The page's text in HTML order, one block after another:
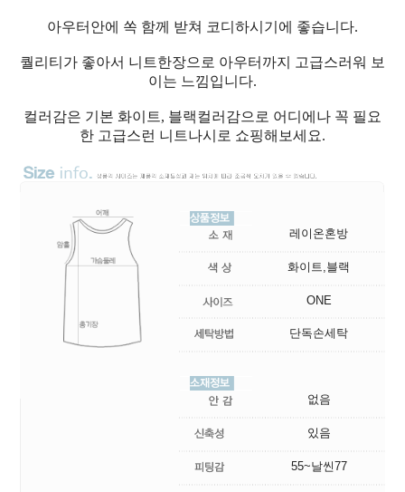
아우터안에 쏙 함께 받쳐 코디하시기에 좋습니다.
퀄리티가 좋아서 니트한장으로 아우터까지 고급스러워 보
이는 느낌입니다.
컬러감은 기본 화이트, 블랙컬러감으로 어디에나 꼭 필요
한 고급스런 니트나시로 쇼핑해보세요.
레이온혼방
화이트,블랙
ONE
단독손세탁
없음
있음
55~날씬77